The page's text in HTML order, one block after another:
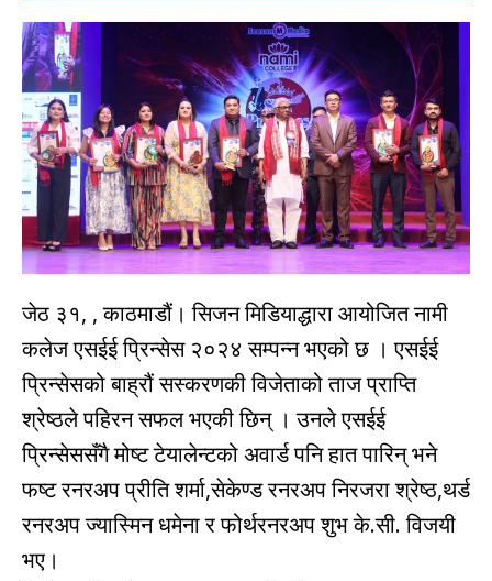
जेठ ३१, , काठमाडौं। सिजन मिडियाद्धारा आयोजित नामी
कलेज एसईई प्रिन्सेस २०२४ सम्पन्न भएको छ । एसईई
प्रिन्सेसको बाह्रौं सस्करणकी विजेताको ताज प्राप्ति
श्रेष्ठले पहिरन सफल भएकी छिन् । उनले एसईई
प्रिन्सेससँगै मोष्ट टेयालेन्टको अवार्ड पनि हात पारिन् भने
फष्ट रनरअप प्रीति शर्मा,सेकेण्ड रनरअप निरजरा श्रेष्ठ,थर्ड
रनरअप ज्यास्मिन धमेना र फोर्थरनरअप शुभ के.सी. विजयी
भए।